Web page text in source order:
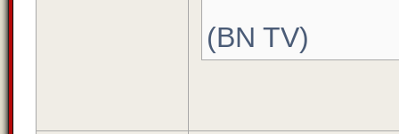
(BN TV)